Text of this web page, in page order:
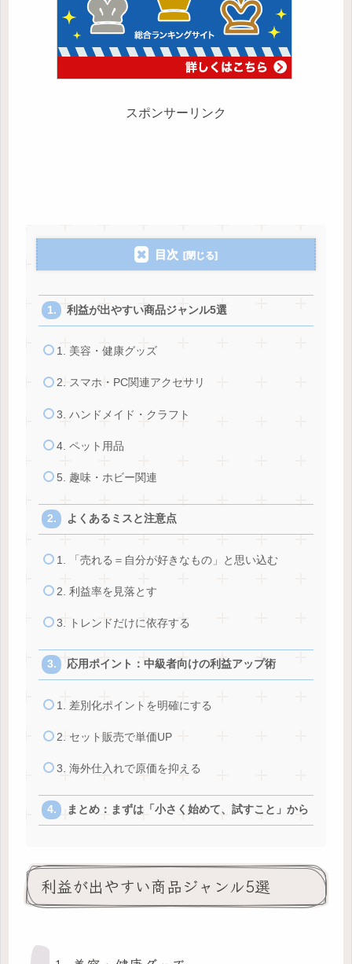
スポンサーリンク
目次
利益が出やすい商品ジャンル5選
1. 美容・健康グッズ
2. スマホ・PC関連アクセサリ
3. ハンドメイド・クラフト
4. ペット用品
5. 趣味・ホビー関連
よくあるミスと注意点
1. 「売れる＝自分が好きなもの」と思い込む
2. 利益率を見落とす
3. トレンドだけに依存する
応用ポイント：中級者向けの利益アップ術
1. 差別化ポイントを明確にする
2. セット販売で単価UP
3. 海外仕入れで原価を抑える
まとめ：まずは「小さく始めて、試すこと」から
利益が出やすい商品ジャンル5選